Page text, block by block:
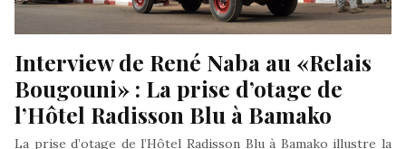
Interview de René Naba au «Relais
Bougouni» : La prise d’otage de
l’Hôtel Radisson Blu à Bamako
La prise d’otage de l’Hôtel Radisson Blu à Bamako illustre la